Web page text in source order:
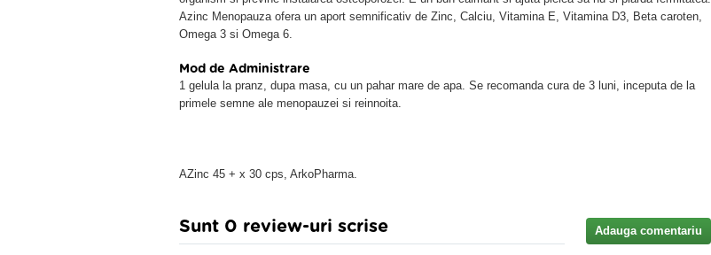
Azinc Menopauza ofera un aport semnificativ de Zinc, Calciu, Vitamina E, Vitamina D3, Beta caroten,
Omega 3 si Omega 6.
Mod de Administrare
1 gelula la pranz, dupa masa, cu un pahar mare de apa. Se recomanda cura de 3 luni, inceputa de la
primele semne ale menopauzei si reinnoita.
AZinc 45 + x 30 cps, ArkoPharma.
Sunt 0 review-uri scrise Adauga comentariu